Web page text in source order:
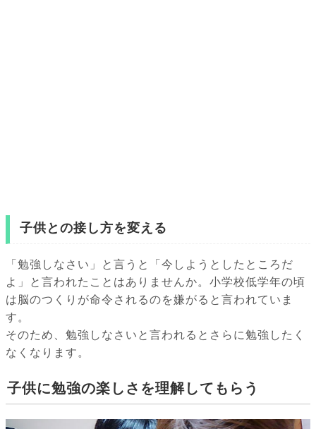
子供との接し方を変える
「勉強しなさい」と言うと「今しようとしたところだ
よ」と言われたことはありませんか。小学校低学年の頃
は脳のつくりが命令されるのを嫌がると言われていま
す。
そのため、勉強しなさいと言われるとさらに勉強したく
なくなります。
子供に勉強の楽しさを理解してもらう